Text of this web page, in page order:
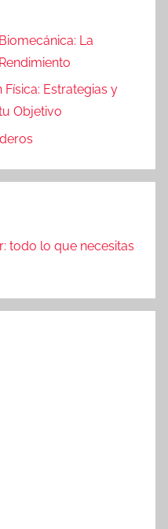
La
Estrategias y
Objetivo
todo lo que necesitas